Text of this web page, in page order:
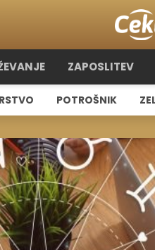
ZAPOSLITEV
POTROŠNIK